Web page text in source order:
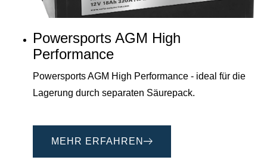
Powersports AGM High
Performance
Powersports AGM High Performance - ideal für die
Lagerung durch separaten Säurepack.
MEHR ERFAHREN